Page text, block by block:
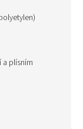
a plísním